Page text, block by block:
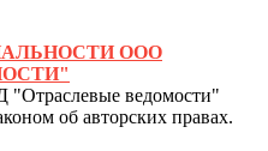
ООО
ведомости"
об авторских правах.